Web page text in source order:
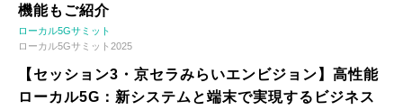
機能もご紹介
ローカル5Gサミット
ローカル5Gサミット2025
【セッション3・京セラみらいエンビジョン】高性能
ローカル5G：新システムと端末で実現するビジネス